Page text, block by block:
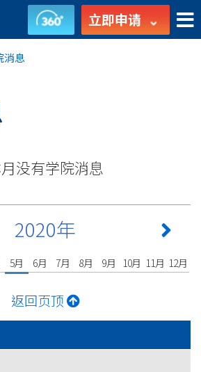
立即申请
消息
没有学院消息
2020年
5月 6月 7月 8月 9月 10月 11月 12月
返回页顶